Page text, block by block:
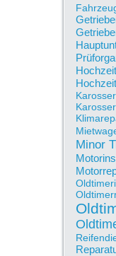
Minor